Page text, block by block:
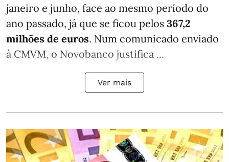
janeiro e junho, face ao mesmo período do
ano passado, já que se ficou pelos 367,2
milhões de euros. Num comunicado enviado
à CMVM, o Novobanco justifica ...
Ver mais